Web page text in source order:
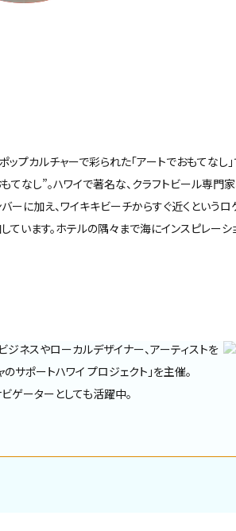
HYATT
REGENCY
HILTON
HAWAIIAN
プカルチャーで彩られた「アートでおもてなし
なし”。ハワイで著名な、クラフトビール専門家
ーに加え、ワイキキビーチからすぐ近くというロ
ています。ホテルの隅々まで海にインスピレーシ
ジネスやローカルデザイナー、アーティストを
サポートハワイ プロジェクト」を主催。
ゲーターとしても活躍中。